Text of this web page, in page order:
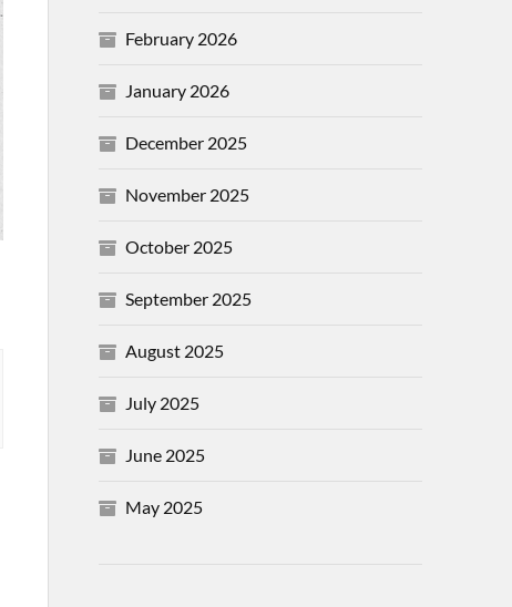
February 2026
January 2026
December 2025
November 2025
October 2025
September 2025
August 2025
July 2025
June 2025
May 2025